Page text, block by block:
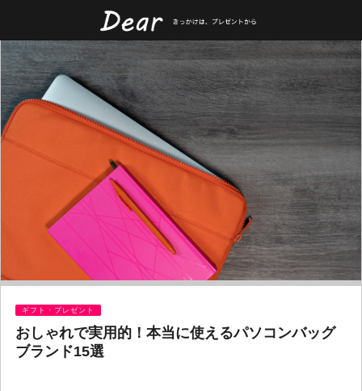
ギフト・プレゼント
おしゃれで実用的！本当に使えるパソコンバッグ
ブランド15選